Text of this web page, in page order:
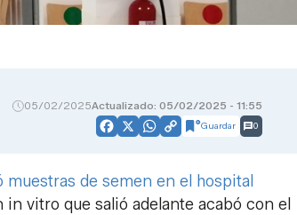
05/02/2025Actualizado: 05/02/2025 - 11:55
Facebook
X WhatsApp
CopyGuardar 0
muestras de semen en el hospital
vitro que salió adelante acabó con el